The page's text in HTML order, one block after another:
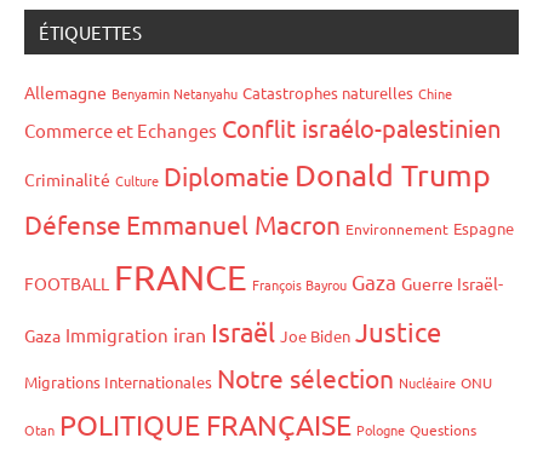
ÉTIQUETTES
Allemagne Benyamin Netanyahu Catastrophes naturelles Chine
Commerce et Echanges Conflit israélo-palestinien
Criminalité Culture Diplomatie Donald Trump
Défense Emmanuel Macron Environnement Espagne
FOOTBALL FRANCE François Bayrou Gaza Guerre Israël-
Gaza Immigration iran Israël Joe Biden Justice
Migrations Internationales Notre sélection Nucléaire ONU
Otan POLITIQUE FRANÇAISE Pologne Questions